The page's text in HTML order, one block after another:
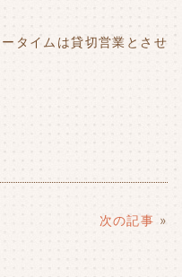
タイムは貸切営業とさせ
次の記事 »